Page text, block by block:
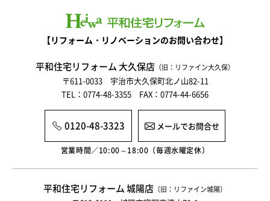
【リフォーム・リノベーションのお問い合わせ】
平和住宅リフォーム 大久保店 （旧：リファイン大久保）
〒611-0033 宇治市大久保町北ノ山82-11
TEL：0774-48-3355 FAX：0774-44-6656
0120-48-3323 メールでお問合せ
営業時間／10:00～18:00（毎週水曜定休）
平和住宅リフォーム 城陽店 （旧：リファイン城陽）